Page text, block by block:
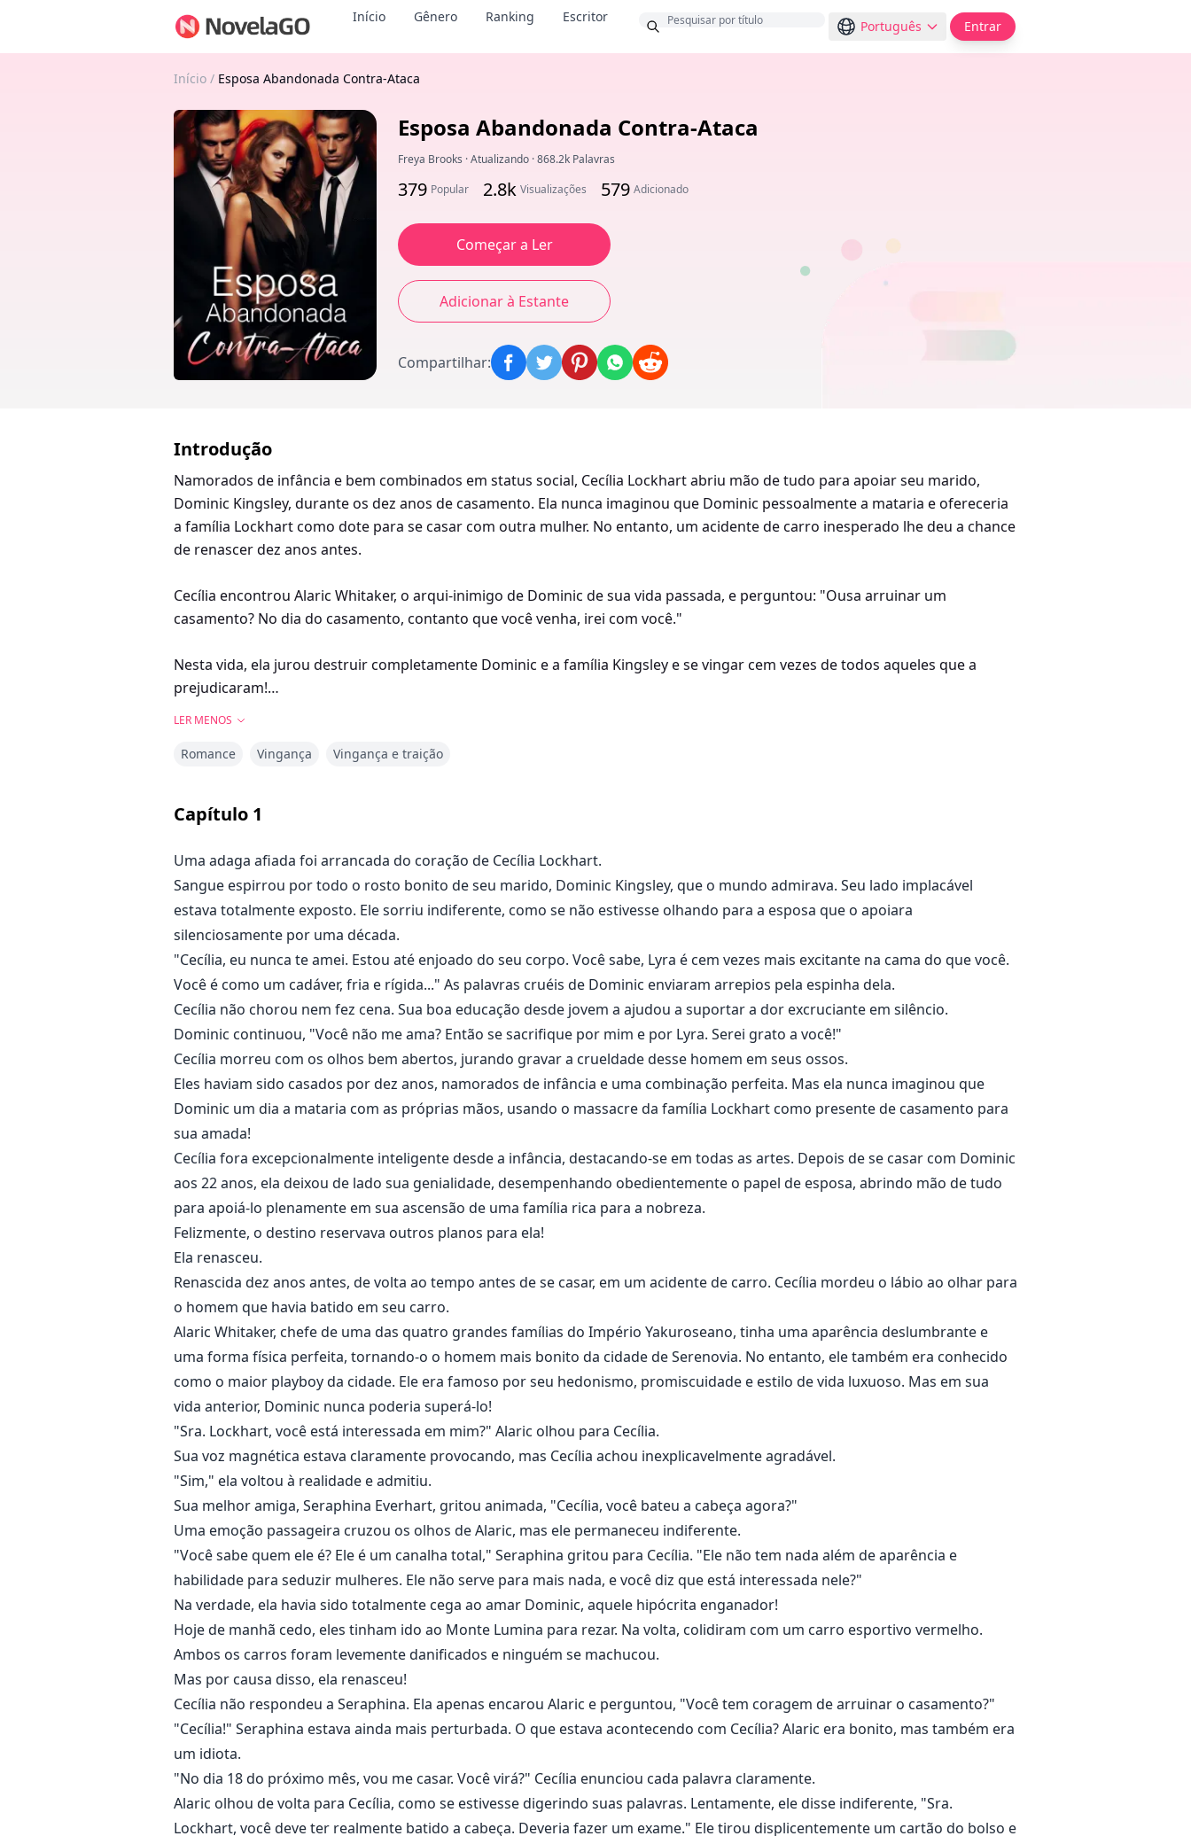
Início Gênero Ranking Escritor
Português Entrar
Início / Esposa Abandonada Contra-Ataca
Esposa Abandonada Contra-Ataca
Freya Brooks ·Atualizando ·868.2k Palavras
379 Popular 2.8k Visualizações 579 Adicionado
Começar a Ler
Adicionar à Estante
Compartilhar:
Introdução
Namorados de infância e bem combinados em status social, Cecília Lockhart abriu mão de tudo para apoiar seu marido,
Dominic Kingsley, durante os dez anos de casamento. Ela nunca imaginou que Dominic pessoalmente a mataria e ofereceria
a família Lockhart como dote para se casar com outra mulher. No entanto, um acidente de carro inesperado lhe deu a chance
de renascer dez anos antes.
Cecília encontrou Alaric Whitaker, o arqui-inimigo de Dominic de sua vida passada, e perguntou: "Ousa arruinar um
casamento? No dia do casamento, contanto que você venha, irei com você."
Nesta vida, ela jurou destruir completamente Dominic e a família Kingsley e se vingar cem vezes de todos aqueles que a
prejudicaram!
depois de se casarem, Alaric a cobriu com um amor e devoção sem limites.
LER MENOS
Romance Vingança Vingança e traição
Capítulo 1
Uma adaga afiada foi arrancada do coração de Cecília Lockhart.
Sangue espirrou por todo o rosto bonito de seu marido, Dominic Kingsley, que o mundo admirava. Seu lado implacável
estava totalmente exposto. Ele sorriu indiferente, como se não estivesse olhando para a esposa que o apoiara
silenciosamente por uma década.
"Cecília, eu nunca te amei. Estou até enjoado do seu corpo. Você sabe, Lyra é cem vezes mais excitante na cama do que você.
Você é como um cadáver, fria e rígida..." As palavras cruéis de Dominic enviaram arrepios pela espinha dela.
Cecília não chorou nem fez cena. Sua boa educação desde jovem a ajudou a suportar a dor excruciante em silêncio.
Dominic continuou, "Você não me ama? Então se sacrifique por mim e por Lyra. Serei grato a você!"
Cecília morreu com os olhos bem abertos, jurando gravar a crueldade desse homem em seus ossos.
Eles haviam sido casados por dez anos, namorados de infância e uma combinação perfeita. Mas ela nunca imaginou que
Dominic um dia a mataria com as próprias mãos, usando o massacre da família Lockhart como presente de casamento para
sua amada!
Cecília fora excepcionalmente inteligente desde a infância, destacando-se em todas as artes. Depois de se casar com Dominic
aos 22 anos, ela deixou de lado sua genialidade, desempenhando obedientemente o papel de esposa, abrindo mão de tudo
para apoiá-lo plenamente em sua ascensão de uma família rica para a nobreza.
Felizmente, o destino reservava outros planos para ela!
Ela renasceu.
Renascida dez anos antes, de volta ao tempo antes de se casar, em um acidente de carro. Cecília mordeu o lábio ao olhar para
o homem que havia batido em seu carro.
Alaric Whitaker, chefe de uma das quatro grandes famílias do Império Yakuroseano, tinha uma aparência deslumbrante e
uma forma física perfeita, tornando-o o homem mais bonito da cidade de Serenovia. No entanto, ele também era conhecido
como o maior playboy da cidade. Ele era famoso por seu hedonismo, promiscuidade e estilo de vida luxuoso. Mas em sua
vida anterior, Dominic nunca poderia superá-lo!
"Sra. Lockhart, você está interessada em mim?" Alaric olhou para Cecília.
Sua voz magnética estava claramente provocando, mas Cecília achou inexplicavelmente agradável.
"Sim," ela voltou à realidade e admitiu.
Sua melhor amiga, Seraphina Everhart, gritou animada, "Cecília, você bateu a cabeça agora?"
Uma emoção passageira cruzou os olhos de Alaric, mas ele permaneceu indiferente.
"Você sabe quem ele é? Ele é um canalha total," Seraphina gritou para Cecília. "Ele não tem nada além de aparência e
habilidade para seduzir mulheres. Ele não serve para mais nada, e você diz que está interessada nele?"
Na verdade, ela havia sido totalmente cega ao amar Dominic, aquele hipócrita enganador!
Hoje de manhã cedo, eles tinham ido ao Monte Lumina para rezar. Na volta, colidiram com um carro esportivo vermelho.
Ambos os carros foram levemente danificados e ninguém se machucou.
Mas por causa disso, ela renasceu!
Cecília não respondeu a Seraphina. Ela apenas encarou Alaric e perguntou, "Você tem coragem de arruinar o casamento?"
"Cecília!" Seraphina estava ainda mais perturbada. O que estava acontecendo com Cecília? Alaric era bonito, mas também era
um idiota.
"No dia 18 do próximo mês, vou me casar. Você virá?" Cecília enunciou cada palavra claramente.
Alaric olhou de volta para Cecília, como se estivesse digerindo suas palavras. Lentamente, ele disse indiferente, "Sra.
Lockhart, você deve ter realmente batido a cabeça. Deveria fazer um exame." Ele tirou displicentemente um cartão do bolso e